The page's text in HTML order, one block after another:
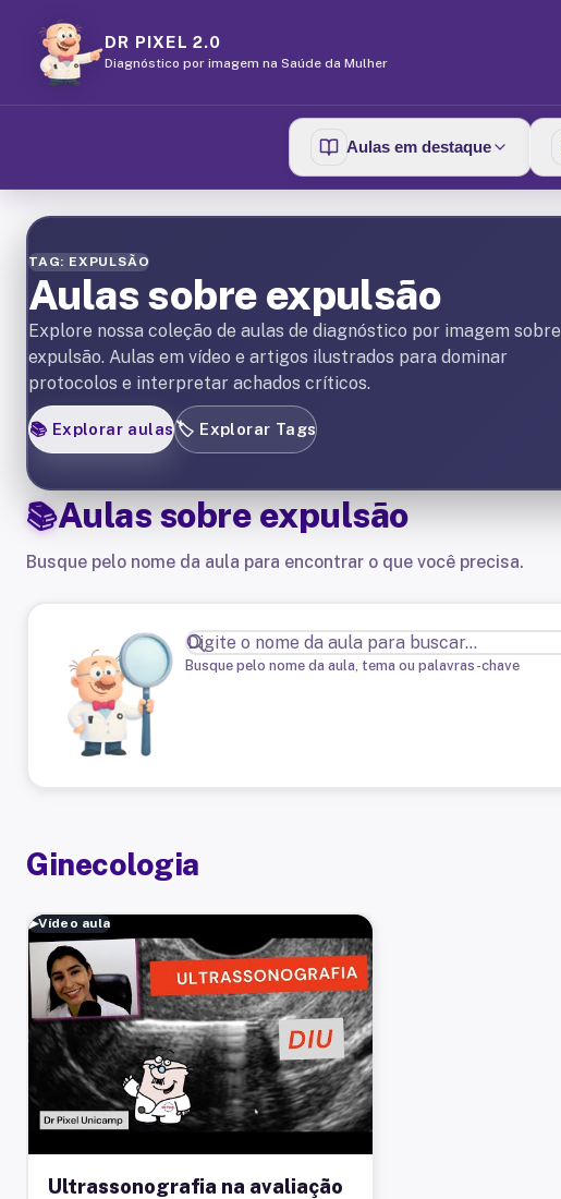
DR PIXEL 2.0
Diagnóstico por imagem na Saúde da Mulher
Aulas em destaque
TAG: EXPULSÃO
Aulas sobre expulsão
Explore nossa coleção de aulas de diagnóstico por imagem sobre
expulsão. Aulas em vídeo e artigos ilustrados para dominar
protocolos e interpretar achados críticos.
📚 Explorar aulas🏷️ Explorar Tags
Aulas sobreexpulsão
Busque pelo nome da aula para encontrar o que você precisa.
Busque pelo nome da aula, tema ou palavras-chave
Ginecologia
▶Vídeo aula
Ultrassonografia na avaliação